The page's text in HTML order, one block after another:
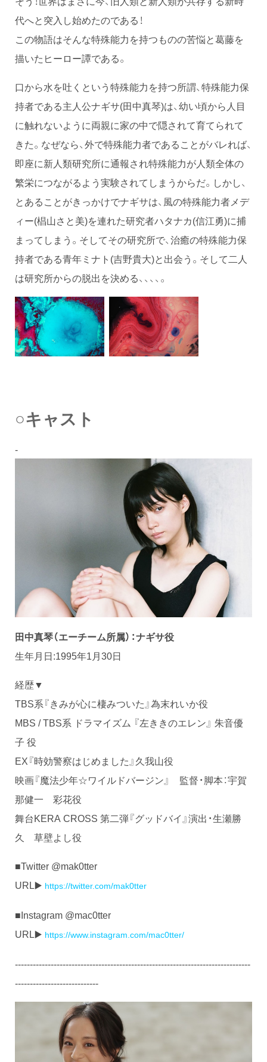
代へと突入し始めたのである！
この物語はそんな特殊能力を持つものの苦悩と葛藤を
描いたヒーロー譚である。
口から水を吐くという特殊能力を持つ所謂、特殊能力保
持者である主人公ナギサ(田中真琴)は、幼い頃から人目
に触れないように両親に家の中で隠されて育てられて
きた。なぜなら、外で特殊能力者であることがバレれば、
即座に新人類研究所に通報され特殊能力が人類全体の
繁栄につながるよう実験されてしまうからだ。しかし、
とあることがきっかけでナギサは、風の特殊能力者メデ
ィー(椙山さと美)を連れた研究者ハタナカ(信江勇)に捕
まってしまう。そしてその研究所で、治癒の特殊能力保
持者である青年ミナト(吉野貴大)と出会う。そして二人
は研究所からの脱出を決める、、、、。
○キャスト
-
田中真琴（エーチーム所属）：ナギサ役
生年月日:1995年1月30日
経歴▼
TBS系『きみが心に棲みついた』為末れいか役
MBS / TBS系 ドラマイズム 『左ききのエレン』 朱音優
子 役
EX『時効警察はじめました』久我山役
映画『魔法少年☆ワイルドバージン』 監督・脚本：宇賀
那健一 彩花役
舞台KERA CROSS 第二弾『グッドバイ』演出・生瀬勝
久 草壁よし役
■Twitter @mak0tter
URL▶️ https://twitter.com/mak0tter
■Instagram @mac0tter
URL▶️ https://www.instagram.com/mac0tter/
-------------------------------------------------------------------------------
----------------------------